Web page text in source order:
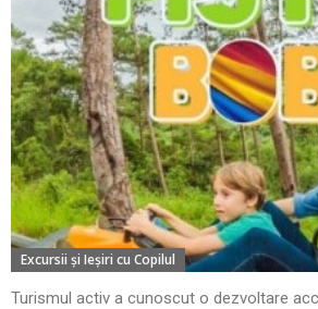
Excursii şi Ieşiri cu Copilul
Turismul activ a cunoscut o dezvoltare